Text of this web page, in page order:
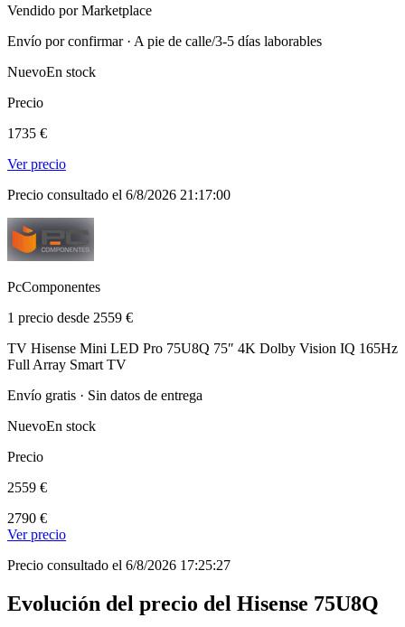
Vendido por Marketplace
Envío por confirmar · A pie de calle/3-5 días laborables
NuevoEn stock
Precio
1735 €
Ver precio
Precio consultado el 6/8/2026 21:17:00
PcComponentes
1 precio desde 2559 €
TV Hisense Mini LED Pro 75U8Q 75″ 4K Dolby Vision IQ 165Hz
Full Array Smart TV
Envío gratis · Sin datos de entrega
NuevoEn stock
Precio
2559 €
2790 €
Ver precio
Precio consultado el 6/8/2026 17:25:27
Evolución del precio del Hisense 75U8Q